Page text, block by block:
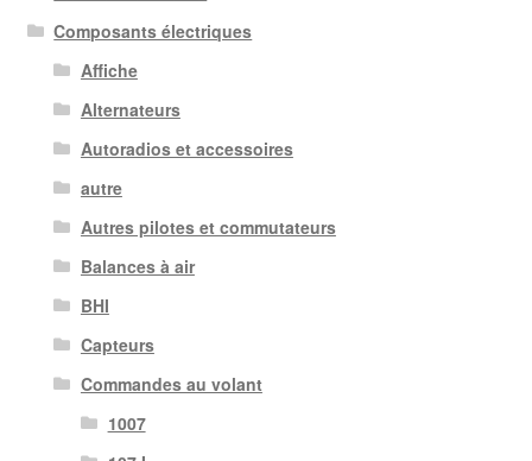
Composants électriques
Affiche
Alternateurs
Autoradios et accessoires
autre
Autres pilotes et commutateurs
Balances à air
BHI
Capteurs
Commandes au volant
1007